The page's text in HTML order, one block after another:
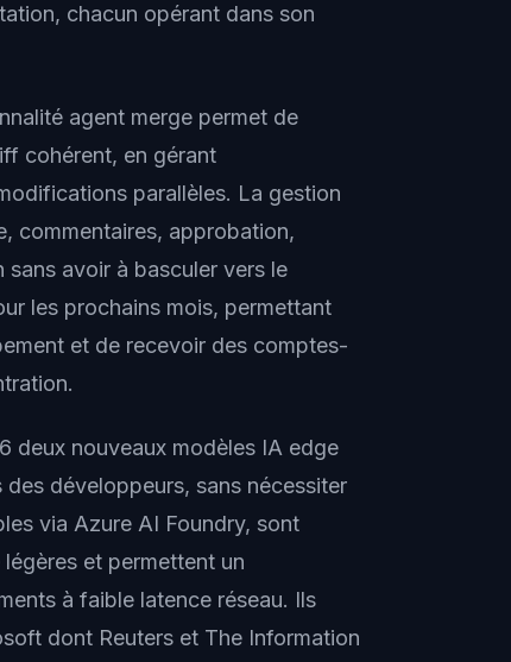
chacun opérant dans son
agent merge permet de
cohérent, en gérant
parallèles. La gestion
commentaires, approbation,
avoir à basculer vers le
les prochains mois, permettant
et de recevoir des comptes-
deux nouveaux modèles IA edge
développeurs, sans nécessiter
via Azure AI Foundry, sont
et permettent un
à faible latence réseau. Ils
dont Reuters et The Information